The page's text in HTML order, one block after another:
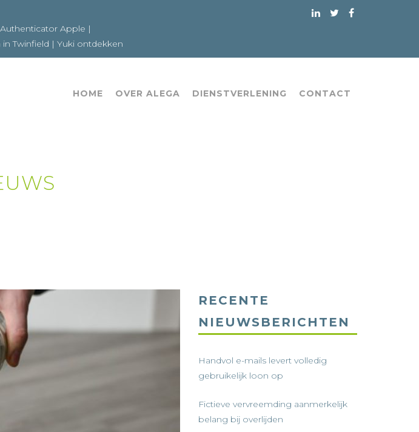
Authenticator Apple |
Twinfield | Yuki ontdekken
HOME OVER ALEGA DIENSTVERLENING CONTACT
RECENTE
NIEUWSBERICHTEN
Handvol e-mails levert volledig
gebruikelijk loon op
Fictieve vervreemding aanmerkelijk
belang bij overlijden